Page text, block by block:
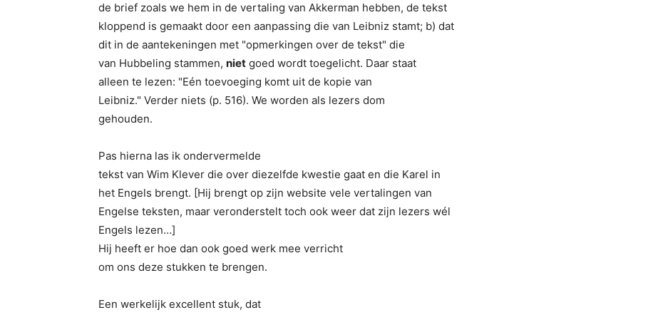
de brief zoals we hem in de vertaling van Akkerman hebben, de tekst
kloppend is gemaakt door een aanpassing die van Leibniz stamt; b) dat
dit in de aantekeningen met "opmerkingen over de tekst" die
van Hubbeling stammen, niet goed wordt toegelicht. Daar staat
alleen te lezen: "Eén toevoeging komt uit de kopie van
Leibniz." Verder niets (p. 516). We worden als lezers dom
gehouden.
Pas hierna las ik ondervermelde
tekst van Wim Klever die over diezelfde kwestie gaat en die Karel in
het Engels brengt. [Hij brengt op zijn website vele vertalingen van
Engelse teksten, maar veronderstelt toch ook weer dat zijn lezers wél
Engels lezen…]
Hij heeft er hoe dan ook goed werk mee verricht
om ons deze stukken te brengen.
Een werkelijk excellent stuk, dat